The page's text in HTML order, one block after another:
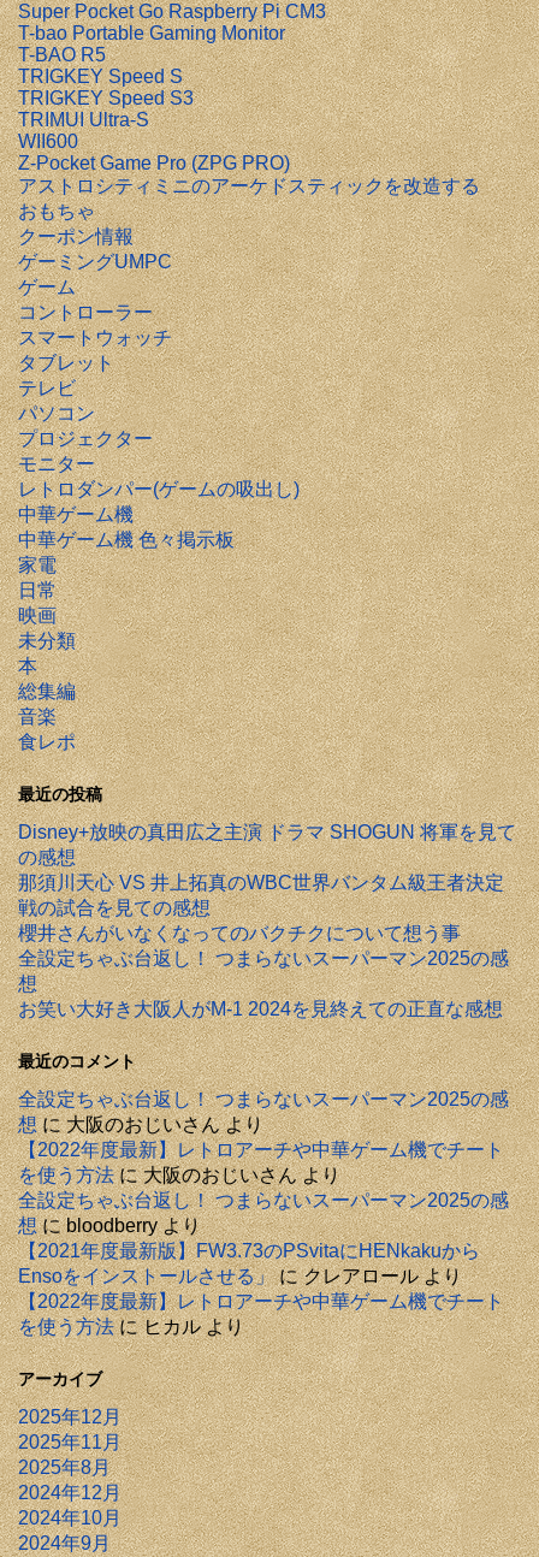
Super Pocket Go Raspberry Pi CM3
T-bao Portable Gaming Monitor
T-BAO R5
TRIGKEY Speed S
TRIGKEY Speed S3
TRIMUI Ultra-S
WII600
Z-Pocket Game Pro (ZPG PRO)
アストロシティミニのアーケドスティックを改造する
おもちゃ
クーポン情報
ゲーミングUMPC
ゲーム
コントローラー
スマートウォッチ
タブレット
テレビ
パソコン
プロジェクター
モニター
レトロダンパー(ゲームの吸出し)
中華ゲーム機
中華ゲーム機 色々掲示板
家電
日常
映画
未分類
本
総集編
音楽
食レポ
最近の投稿
Disney+放映の真田広之主演 ドラマ SHOGUN 将軍を見て
の感想
那須川天心 VS 井上拓真のWBC世界バンタム級王者決定
戦の試合を見ての感想
櫻井さんがいなくなってのバクチクについて想う事
全設定ちゃぶ台返し！ つまらないスーパーマン2025の感
想
お笑い大好き大阪人がM-1 2024を見終えての正直な感想
最近のコメント
全設定ちゃぶ台返し！ つまらないスーパーマン2025の感
想に大阪のおじいさんより
【2022年度最新】レトロアーチや中華ゲーム機でチート
を使う方法に大阪のおじいさんより
全設定ちゃぶ台返し！ つまらないスーパーマン2025の感
想にbloodberryより
【2021年度最新版】FW3.73のPSvitaにHENkakuから
Ensoをインストールさせる」にクレアロールより
【2022年度最新】レトロアーチや中華ゲーム機でチート
を使う方法にヒカルより
アーカイブ
2025年12月
2025年11月
2025年8月
2024年12月
2024年10月
2024年9月